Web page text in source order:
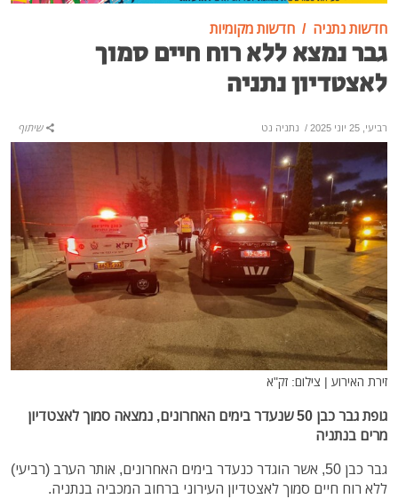
חדשות נתניה חדשות מקומיות
גבר נמצא ללא רוח חיים סמוך
לאצטדיון נתניה
רביעי, 25 יוני 2025 / נתניה נט שיתוף
זירת האירוע | צילום: זק"א
גופת גבר כבן 50 שנעדר בימים האחרונים, נמצאה סמוך לאצטדיון
מרים בנתניה
גבר כבן 50, אשר הוגדר כנעדר בימים האחרונים, אותר הערב (רביעי)
ללא רוח חיים סמוך לאצטדיון העירוני ברחוב המכביה בנתניה.